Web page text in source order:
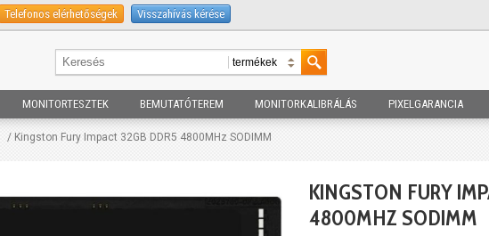
Telefonos elérhetőségek Visszahívás kérése
MONITORTESZTEK BEMUTATÓTEREM MONITORKALIBRÁLÁS PIXELGARANCIA
/ Kingston Fury Impact 32GB DDR5 4800MHz SODIMM
KINGSTON FURY
4800MHZ SODIMM